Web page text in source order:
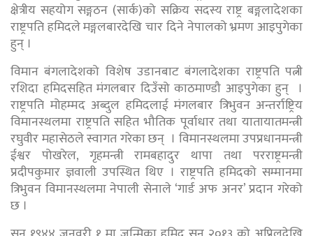
क्षेत्रीय सहयोग सङ्गठन (सार्क)को सक्रिय सदस्य राष्ट्र बङ्गलादेशका
राष्ट्रपति हमिदले मङ्गलबारदेखि चार दिने नेपालको भ्रमण आइपुगेका
हुन् ।
विमान बंगलादेशको विशेष उडानबाट बंगलादेशका राष्ट्रपति पत्नी
रशिदा हमिदसहित मंगलबार दिउँसो काठमाण्डौ आइपुगेका हुन् ।
राष्ट्रपति मोहम्मद अब्दुल हमिदलाई मंगलबार त्रिभुवन अन्तर्राष्ट्रिय
विमानस्थलमा राष्ट्रपति सहित भौतिक पूर्वाधार तथा यातायातमन्त्री
रघुवीर महासेठले स्वागत गरेका छन् । विमानस्थलमा उपप्रधानमन्त्री
ईश्वर पोखरेल, गृहमन्त्री रामबहादुर थापा तथा परराष्ट्रमन्त्री
प्रदीपकुमार ज्ञवाली उपस्थित थिए । राष्ट्रपति हमिदको सम्मानमा
त्रिभुवन विमानस्थलमा नेपाली सेनाले ‘गार्ड अफ अनर’ प्रदान गरेको
छ ।